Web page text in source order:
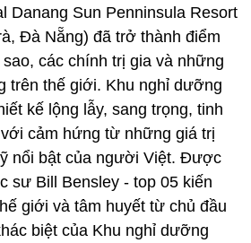
Danang Sun Penninsula Resort
Đà Nẵng) đã trở thành điểm
các chính trị gia và những
trên thế giới. Khu nghỉ dưỡng
kế lộng lẫy, sang trọng, tinh
cảm hứng từ những giá trị
nổi bật của người Việt. Được
sư Bill Bensley - top 05 kiến
giới và tâm huyết từ chủ đầu
biệt của Khu nghỉ dưỡng